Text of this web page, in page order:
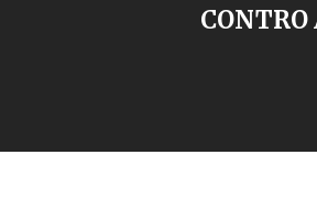
CONTRO